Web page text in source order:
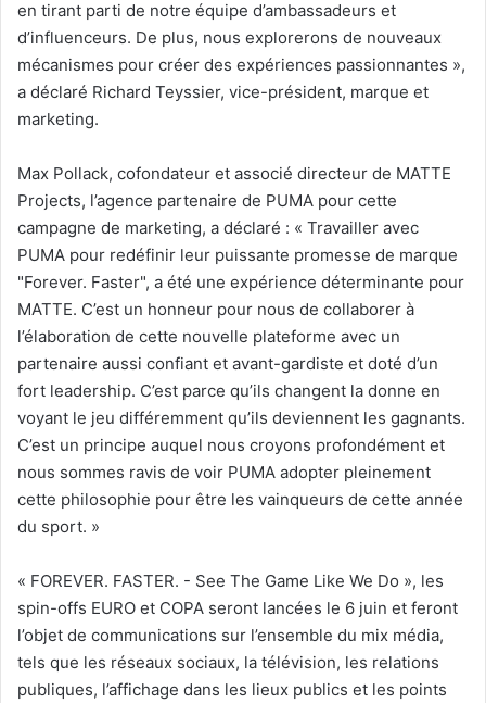
en tirant parti de notre équipe d’ambassadeurs et
d’influenceurs. De plus, nous explorerons de nouveaux
mécanismes pour créer des expériences passionnantes »,
a déclaré Richard Teyssier, vice-président, marque et
marketing.
Max Pollack, cofondateur et associé directeur de MATTE
Projects, l’agence partenaire de PUMA pour cette
campagne de marketing, a déclaré : « Travailler avec
PUMA pour redéfinir leur puissante promesse de marque
"Forever. Faster", a été une expérience déterminante pour
MATTE. C’est un honneur pour nous de collaborer à
l’élaboration de cette nouvelle plateforme avec un
partenaire aussi confiant et avant-gardiste et doté d’un
fort leadership. C’est parce qu’ils changent la donne en
voyant le jeu différemment qu’ils deviennent les gagnants.
C’est un principe auquel nous croyons profondément et
nous sommes ravis de voir PUMA adopter pleinement
cette philosophie pour être les vainqueurs de cette année
du sport. »
« FOREVER. FASTER. - See The Game Like We Do », les
spin-offs EURO et COPA seront lancées le 6 juin et feront
l’objet de communications sur l’ensemble du mix média,
tels que les réseaux sociaux, la télévision, les relations
publiques, l’affichage dans les lieux publics et les points